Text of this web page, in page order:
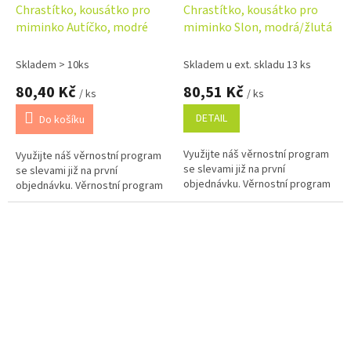
Chrastítko, kousátko pro
miminko Autíčko, modré
Skladem > 10ks
80,40 Kč / ks
Do košíku
Využijte náš věrnostní program
se slevami již na první
objednávku. Věrnostní program
Chrastítko, kousátko pro
miminko Slon, modrá/žlutá
Skladem u ext. skladu 13 ks
80,51 Kč / ks
DETAIL
Využijte náš věrnostní program
se slevami již na první
objednávku. Věrnostní program